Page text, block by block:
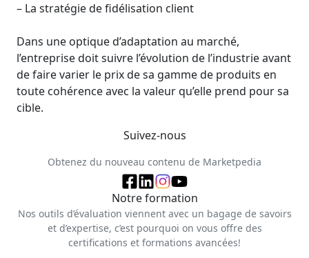
– La stratégie de fidélisation client
Dans une optique d’adaptation au marché,
l’entreprise doit suivre l’évolution de l’industrie avant
de faire varier le prix de sa gamme de produits en
toute cohérence avec la valeur qu’elle prend pour sa
cible.
Suivez-nous
Obtenez du nouveau contenu de Marketpedia
Notre formation
Nos outils d’évaluation viennent avec un bagage de savoirs
et d’expertise, c’est pourquoi on vous offre des
certifications et formations avancées!